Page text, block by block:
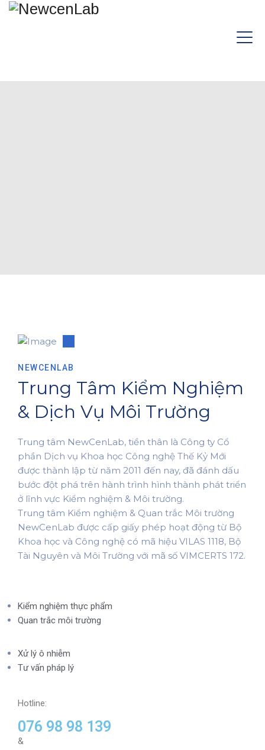
NEWCENLAB
Trung Tâm Kiểm Nghiệm
& Dịch Vụ Môi Trường
Trung tâm NewCenLab, tiền thân là Công ty Cổ
phần Dịch vụ Khoa học Công nghệ Thế Kỷ Mới
được thành lập từ năm 2011 đến nay, đã đánh dấu
bước đột phá trên hành trình hình thành phát triển
ở lĩnh vực Kiểm nghiệm & Môi trường.
Trung tâm Kiểm nghiệm & Quan trắc Môi trường
NewCenLab được cấp giấy phép hoạt động từ Bộ
Khoa học và Công nghệ có mã hiệu VILAS 1118, Bộ
Tài Nguyên và Môi Trường với mã số VIMCERTS 172.
Kiểm nghiệm thực phẩm
Quan trắc môi trường
Xử lý ô nhiễm
Tư vấn pháp lý
Hotline:
076 98 98 139
&